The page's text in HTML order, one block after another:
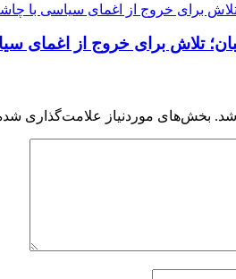
برای خروج از اغمای سیاسی با
تلاش برای خروج از اغمای
شد. بخش‌های موردنیاز علامت‌گذاری